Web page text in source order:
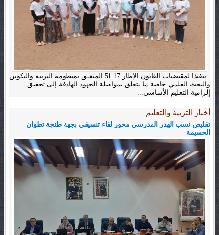
. تنفيذا لمقتضيات القانون الإطار 51.17 المتعلق بمنظومة التربية والتكوين
والبحث العلمي خاصة ما يتعلق بمواصلة الجهود الهادفة إلى تحقيق
إلزامية التعليم الأساسي...
أخبار التربية والتعليم
تقليص نسب الهدر المدرسي محور لقاء تنسيقي بجهة طنجة تطوان
الحسيمة